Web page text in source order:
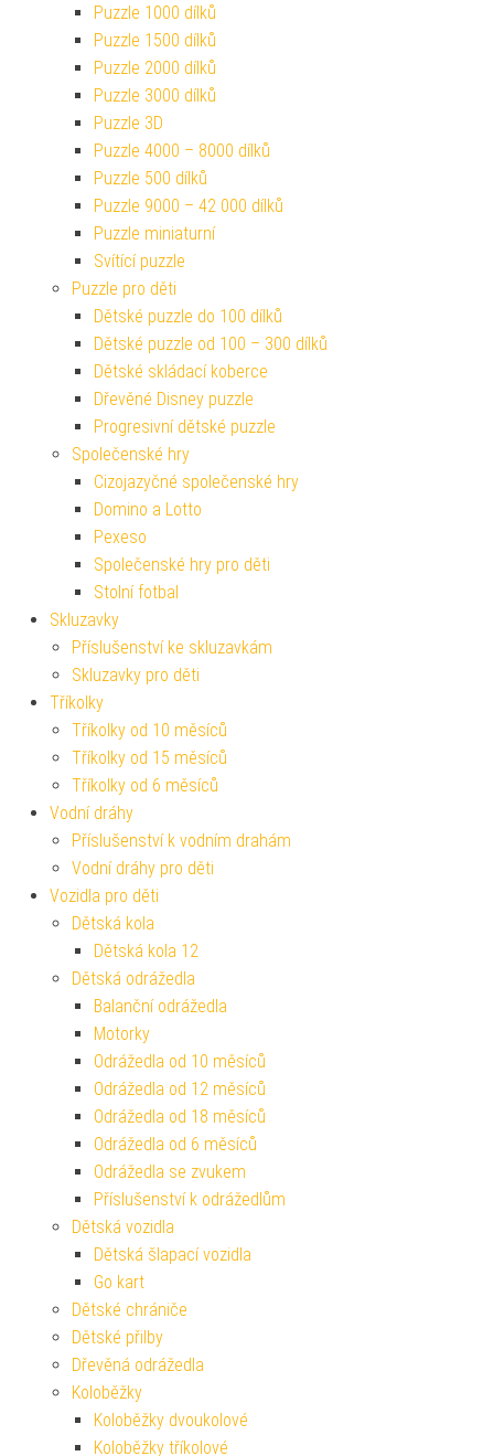
Puzzle 1000 dílků
Puzzle 1500 dílků
Puzzle 2000 dílků
Puzzle 3000 dílků
Puzzle 3D
Puzzle 4000 – 8000 dílků
Puzzle 500 dílků
Puzzle 9000 – 42 000 dílků
Puzzle miniaturní
Svítící puzzle
Puzzle pro děti
Dětské puzzle do 100 dílků
Dětské puzzle od 100 – 300 dílků
Dětské skládací koberce
Dřevěné Disney puzzle
Progresivní dětské puzzle
Společenské hry
Cizojazyčné společenské hry
Domino a Lotto
Pexeso
Společenské hry pro děti
Stolní fotbal
Skluzavky
Příslušenství ke skluzavkám
Skluzavky pro děti
Tříkolky
Tříkolky od 10 měsíců
Tříkolky od 15 měsíců
Tříkolky od 6 měsíců
Vodní dráhy
Příslušenství k vodním drahám
Vodní dráhy pro děti
Vozidla pro děti
Dětská kola
Dětská kola 12
Dětská odrážedla
Balanční odrážedla
Motorky
Odrážedla od 10 měsíců
Odrážedla od 12 měsíců
Odrážedla od 18 měsíců
Odrážedla od 6 měsíců
Odrážedla se zvukem
Příslušenství k odrážedlům
Dětská vozidla
Dětská šlapací vozidla
Go kart
Dětské chrániče
Dětské přilby
Dřevěná odrážedla
Koloběžky
Koloběžky dvoukolové
Koloběžky tříkolové